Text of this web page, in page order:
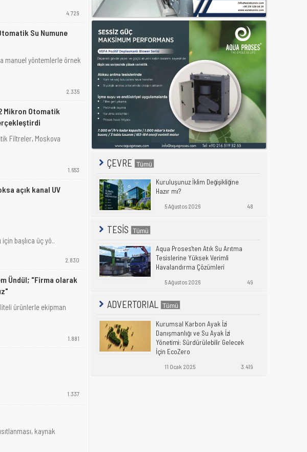
4.729
Su Numune
manuel yöntemlerle örnek
2.335
Mikron Otomatik
Filtreler, Moskova
1.653
açık kanal UV
başlıca üç yö..
2.830
Ündül; "Firma olarak
ürünlerle ekipman
1.881
1.337
kaynak
ÇEVRE
Kuruluşunuz İklim Değişikliğine
Hazır mı?
5 Ağustos 2026 48
TESİS
Aqua Proses'ten Atık Su Arıtma
Tesislerine Yüksek Verimli
Havalandırma Çözümleri
5 Ağustos 2026 49
ADVERTORIAL
Kurumsal Karbon Ayak İzi
Danışmanlığı ve Su Ayak İzi
Yönetimi: Sürdürülebilir Gelecek
İçin EcoZero
11 Ocak 2025 3.419